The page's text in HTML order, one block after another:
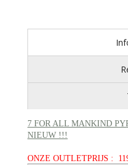
7 FOR ALL MANKIND
NIEUW !!!
ONZE OUTLETPRIJS :